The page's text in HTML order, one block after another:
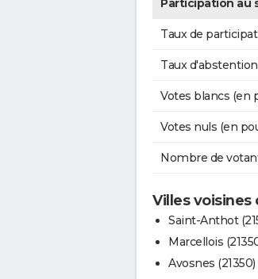
Participation au
Taux de
Taux d'abstention
Votes blancs (en
Votes nuls (en
Nombre de
Villes voisines
Saint-Anthot
Marcellois
Avosnes (21350)